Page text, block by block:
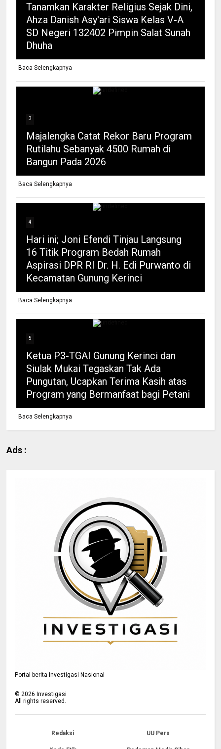
Tanamkan Karakter Religius Sejak Dini,
Ahza Danish Asy'ari Siswa Kelas V-A
SD Negeri 132402 Pimpin Salat Sunah
Dhuha
Baca Selengkapnya
3
Majalengka Catat Rekor Baru Program
Rutilahu Sebanyak 4500 Rumah di
Bangun Pada 2026
Baca Selengkapnya
4
Hari ini; Joni Efendi Tinjau Langsung
16 Titik Program Bedah Rumah
Aspirasi DPR RI Dr. H. Edi Purwanto di
Kecamatan Gunung Kerinci
Baca Selengkapnya
5
Ketua P3-TGAI Gunung Kerinci dan
Siulak Mukai Tegaskan Tak Ada
Pungutan, Ucapkan Terima Kasih atas
Program yang Bermanfaat bagi Petani
Baca Selengkapnya
Ads :
Portal berita Investigasi Nasional
©2026 Investigasi
All rights reserved.
Redaksi UU Pers